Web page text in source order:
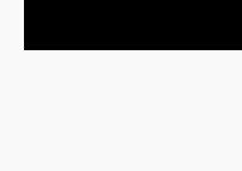
周六起展出延長至晚上